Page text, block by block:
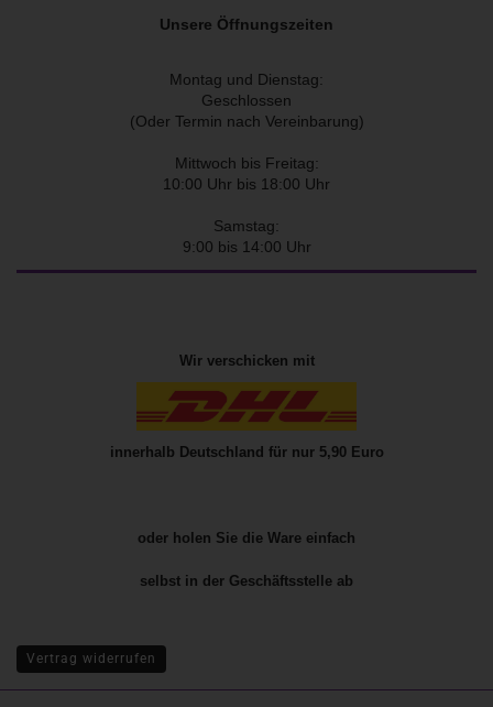
Unsere Öffnungszeiten
Montag und Dienstag:
Geschlossen
(Oder Termin nach Vereinbarung)
Mittwoch bis Freitag:
10:00 Uhr bis 18:00 Uhr
Samstag:
9:00 bis 14:00 Uhr
Wir verschicken mit
innerhalb Deutschland für nur 5,90 Euro
oder holen Sie die Ware einfach
selbst in der Geschäftsstelle ab
Vertrag widerrufen